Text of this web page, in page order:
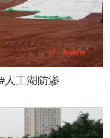
人工湖防渗